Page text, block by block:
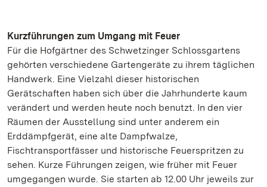
Kurzführungen zum Umgang mit Feuer
Für die Hofgärtner des Schwetzinger Schlossgartens
gehörten verschiedene Gartengeräte zu ihrem täglichen
Handwerk. Eine Vielzahl dieser historischen
Gerätschaften haben sich über die Jahrhunderte kaum
verändert und werden heute noch benutzt. In den vier
Räumen der Ausstellung sind unter anderem ein
Erddämpfgerät, eine alte Dampfwalze,
Fischtransportfässer und historische Feuerspritzen zu
sehen. Kurze Führungen zeigen, wie früher mit Feuer
umgegangen wurde. Sie starten ab 12.00 Uhr jeweils zur